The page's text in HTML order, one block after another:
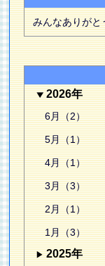
みんなありがと
2026年
6月（2）
5月（1）
4月（1）
3月（3）
2月（1）
1月（3）
2025年